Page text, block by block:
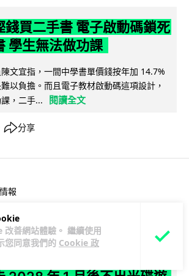
善網站體驗。 繼續使用
您同意我們的 Cookie 政
錢買二手書 電子啟動碼鎖死
學生無法做功課
文宜指，一間中學書單價錢按年加 14.7%
以負擔。而且電子教材啟動碼這項設計，
，二手...
閱讀全文
分享
報
確認停產實體光碟 包裝印